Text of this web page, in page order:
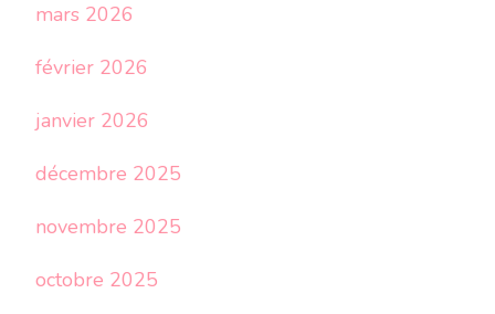
mars 2026
février 2026
janvier 2026
décembre 2025
novembre 2025
octobre 2025